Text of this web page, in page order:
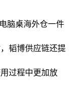
脑桌海外仓一件
韬博供应链还提
过程中更加放